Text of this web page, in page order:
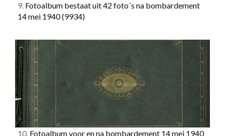
9. Fotoalbum bestaat uit 42 foto´s na bombardement
14 mei 1940(9934)
10. Fotoalbum voor en na bombardement 14 mei 1940